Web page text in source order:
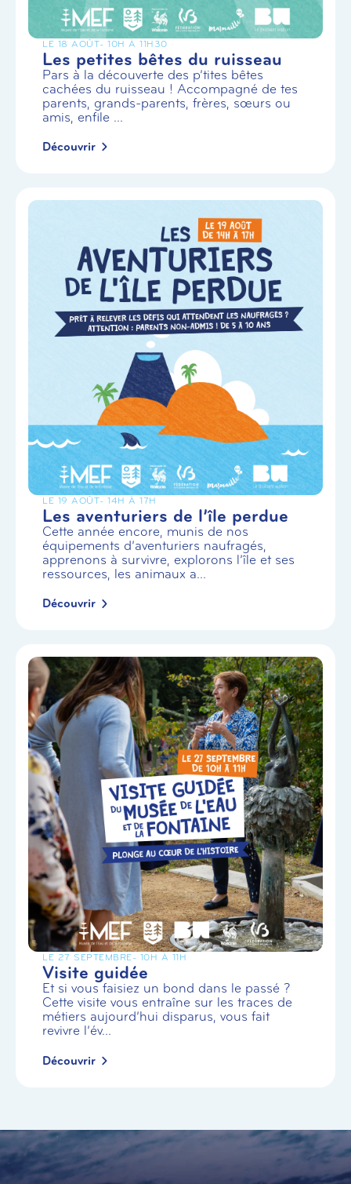
LE 18 AOÛT- 10H À 11H30
Les petites bêtes du ruisseau
Pars à la découverte des p’tites bêtes
cachées du ruisseau ! Accompagné de tes
parents, grands-parents, frères, sœurs ou
amis, enfile ...
Découvrir
LE 19 AOÛT- 14H À 17H
Les aventuriers de l’île perdue
Cette année encore, munis de nos
équipements d’aventuriers naufragés,
apprenons à survivre, explorons l’île et ses
ressources, les animaux a...
Découvrir
LE 27 SEPTEMBRE- 10H À 11H
Visite guidée
Et si vous faisiez un bond dans le passé ?
Cette visite vous entraîne sur les traces de
métiers aujourd’hui disparus, vous fait
revivre l’év...
Découvrir